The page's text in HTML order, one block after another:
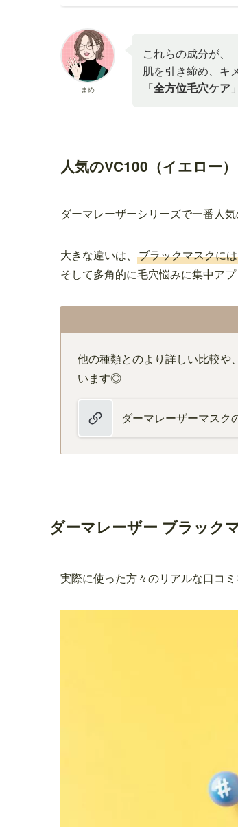
まめ
これらの成分が、
肌を引き締め、キ
「全方位毛穴ケア
人気のVC100（イエロー
ダーマレーザーシリーズで一番人
大きな違いは、 ブラックマスクに
そして多角的に毛穴悩みに集中ア
他の種類とのより詳しい比較や
います◎
ダーマレーザーマスク
ダーマレーザー ブラック
実際に使った方々のリアルな口コ